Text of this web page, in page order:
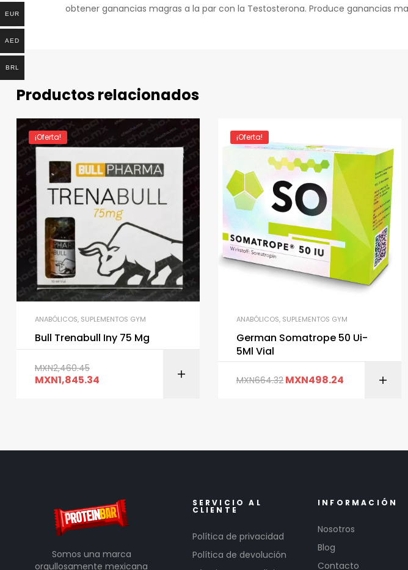
obtener ganancias magras a la par con la Testosterona. Produce ganancias
Productos relacionados
¡Oferta!
ANABÓLICOS, SUPLEMENTOS GYM
Bull Trenabull Iny 75 Mg
MXN2,460.45
MXN1,845.34
¡Oferta!
ANABÓLICOS, SUPLEMENTOS GYM
German Somatrope 50 Ui-
5Ml Vial
MXN664.32 MXN498.24
Somos una marca
orgullosamente mexicana
SERVICIO AL
CLIENTE
Política de privacidad
Política de devolución
INFORMACIÓN
Nosotros
Blog
Contacto
EUR
AED
BRL